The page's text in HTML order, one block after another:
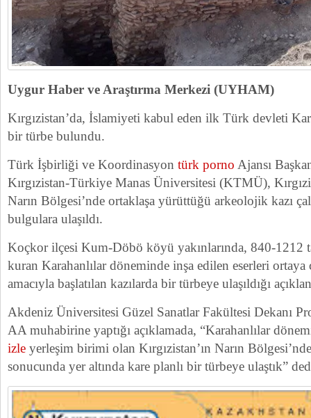
Uygur Haber ve Araştırma Merkezi (UYHAM)
Kırgızistan’da, İslamiyeti kabul eden ilk Türk devleti
bir türbe bulundu.
Türk İşbirliği ve Koordinasyon türk porno Ajansı
Kırgızistan-Türkiye Manas Üniversitesi (KTMÜ),
Narın Bölgesi’nde ortaklaşa yürüttüğü arkeolojik kazı
bulgulara ulaşıldı.
Koçkor ilçesi Kum-Döbö köyü yakınlarında, 840-1212
kuran Karahanlılar döneminde inşa edilen eserleri ortaya
amacıyla başlatılan kazılarda bir türbeye ulaşıldığı
Akdeniz Üniversitesi Güzel Sanatlar Fakültesi Dekanı
AA muhabirine yaptığı açıklamada, “Karahanlılar
izle yerleşim birimi olan Kırgızistan’ın Narın Bölgesi’nde
sonucunda yer altında kare planlı bir türbeye ulaştık”